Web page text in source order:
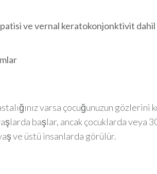
ve vernal keratokonjonktivit dahil
varsa çocuğunuzun
başlar, ancak çocuklarda veya
ve üstü insanlarda görülür.